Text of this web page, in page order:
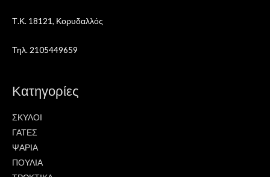
Τ.Κ. 18121, Κορυδαλλός
Τηλ. 2105449659
Κατηγορίες
ΣΚΥΛΟΙ
ΓΑΤΕΣ
ΨΑΡΙΑ
ΠΟΥΛΙΑ